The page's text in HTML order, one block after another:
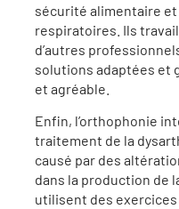
sécurité alimentaire
respiratoires. Ils
d’autres
solutions adaptées et
et agréable.
Enfin, l’orthophonie
traitement de la
causé par des
dans la production de
utilisent des